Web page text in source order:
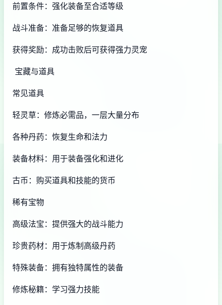
前置条件：强化装备至合适等级
战斗准备：准备足够的恢复道具
获得奖励：成功击败后可获得强力灵宠
宝藏与道具
常见道具
轻灵草：修炼必需品，一层大量分布
各种丹药：恢复生命和法力
装备材料：用于装备强化和进化
古币：购买道具和技能的货币
稀有宝物
高级法宝：提供强大的战斗能力
珍贵药材：用于炼制高级丹药
特殊装备：拥有独特属性的装备
修炼秘籍：学习强力技能